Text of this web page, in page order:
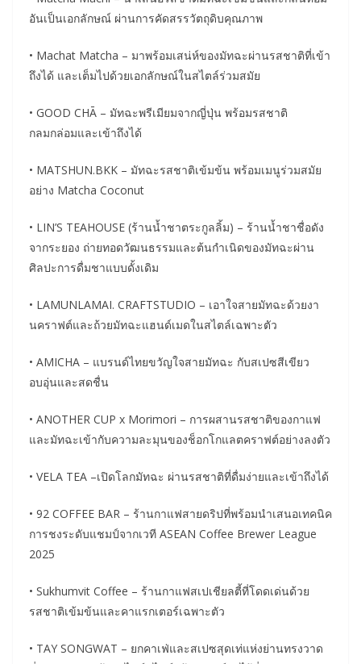
อันเป็นเอกลักษณ์ ผ่านการคัดสรรวัตถุดิบคุณภาพ
• Machat Matcha – มาพร้อมเสน่ห์ของมัทฉะผ่านรสชาติที่เข้า
ถึงได้ และเต็มไปด้วยเอกลักษณ์ในสไตล์ร่วมสมัย
• GOOD CHĀ – มัทฉะพรีเมียมจากญี่ปุ่น พร้อมรสชาติ
กลมกล่อมและเข้าถึงได้
• MATSHUN.BKK – มัทฉะรสชาติเข้มข้น พร้อมเมนูร่วมสมัย
อย่าง Matcha Coconut
• LIN’S TEAHOUSE (ร้านน้ำชาตระกูลลิ้ม) – ร้านน้ำชาชื่อดัง
จากระยอง ถ่ายทอดวัฒนธรรมและต้นกำเนิดของมัทฉะผ่าน
ศิลปะการดื่มชาแบบดั้งเดิม
• LAMUNLAMAI. CRAFTSTUDIO – เอาใจสายมัทฉะด้วยงา
นคราฟต์และถ้วยมัทฉะแฮนด์เมดในสไตล์เฉพาะตัว
• AMICHA – แบรนด์ไทยขวัญใจสายมัทฉะ กับสเปซสีเขียว
อบอุ่นและสดชื่น
• ANOTHER CUP x Morimori – การผสานรสชาติของกาแฟ
และมัทฉะเข้ากับความละมุนของช็อกโกแลตคราฟต์อย่างลงตัว
• VELA TEA –เปิดโลกมัทฉะ ผ่านรสชาติที่ดื่มง่ายและเข้าถึงได้
• 92 COFFEE BAR – ร้านกาแฟสายดริปที่พร้อมนำเสนอเทคนิค
การชงระดับแชมป์จากเวที ASEAN Coffee Brewer League
2025
• Sukhumvit Coffee – ร้านกาแฟสเปเชียลตี้ที่โดดเด่นด้วย
รสชาติเข้มข้นและคาแรกเตอร์เฉพาะตัว
• TAY SONGWAT – ยกคาเฟ่และสเปซสุดเท่แห่งย่านทรงวาด